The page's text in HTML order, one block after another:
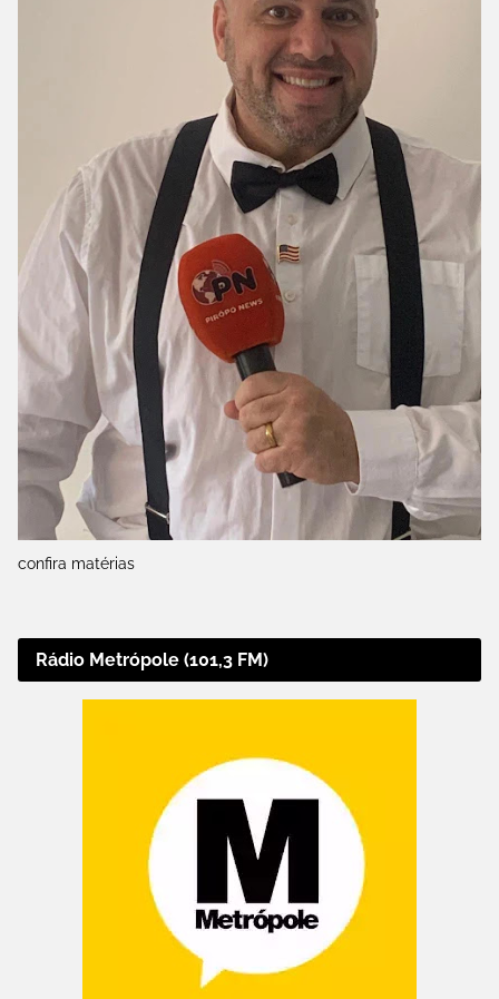
confira matérias
Rádio Metrópole (101,3 FM)